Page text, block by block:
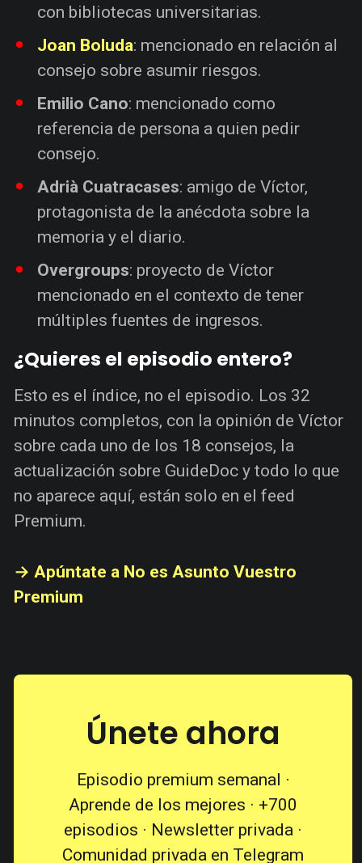
con bibliotecas universitarias.
Joan Boluda: mencionado en relación al
consejo sobre asumir riesgos.
Emilio Cano: mencionado como
referencia de persona a quien pedir
consejo.
Adrià Cuatracases: amigo de Víctor,
protagonista de la anécdota sobre la
memoria y el diario.
Overgroups: proyecto de Víctor
mencionado en el contexto de tener
múltiples fuentes de ingresos.
¿Quieres el episodio entero?
Esto es el índice, no el episodio. Los 32
minutos completos, con la opinión de Víctor
sobre cada uno de los 18 consejos, la
actualización sobre GuideDoc y todo lo que
no aparece aquí, están solo en el feed
Premium.
→ Apúntate a No es Asunto Vuestro
Premium
Únete ahora
Episodio premium semanal ·
Aprende de los mejores · +700
episodios · Newsletter privada ·
Comunidad privada en Telegram